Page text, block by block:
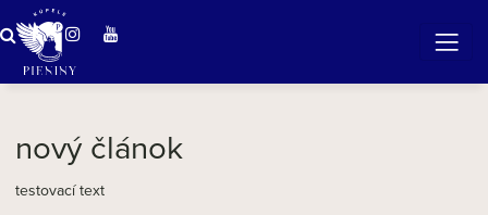
Zázračná voda v Pieninách
nový článok
testovací text